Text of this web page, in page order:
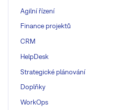
Agilní řízení
Finance projektů
CRM
HelpDesk
Strategické plánování
Doplňky
WorkOps